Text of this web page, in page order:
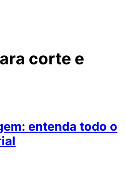
corte e
entenda todo o